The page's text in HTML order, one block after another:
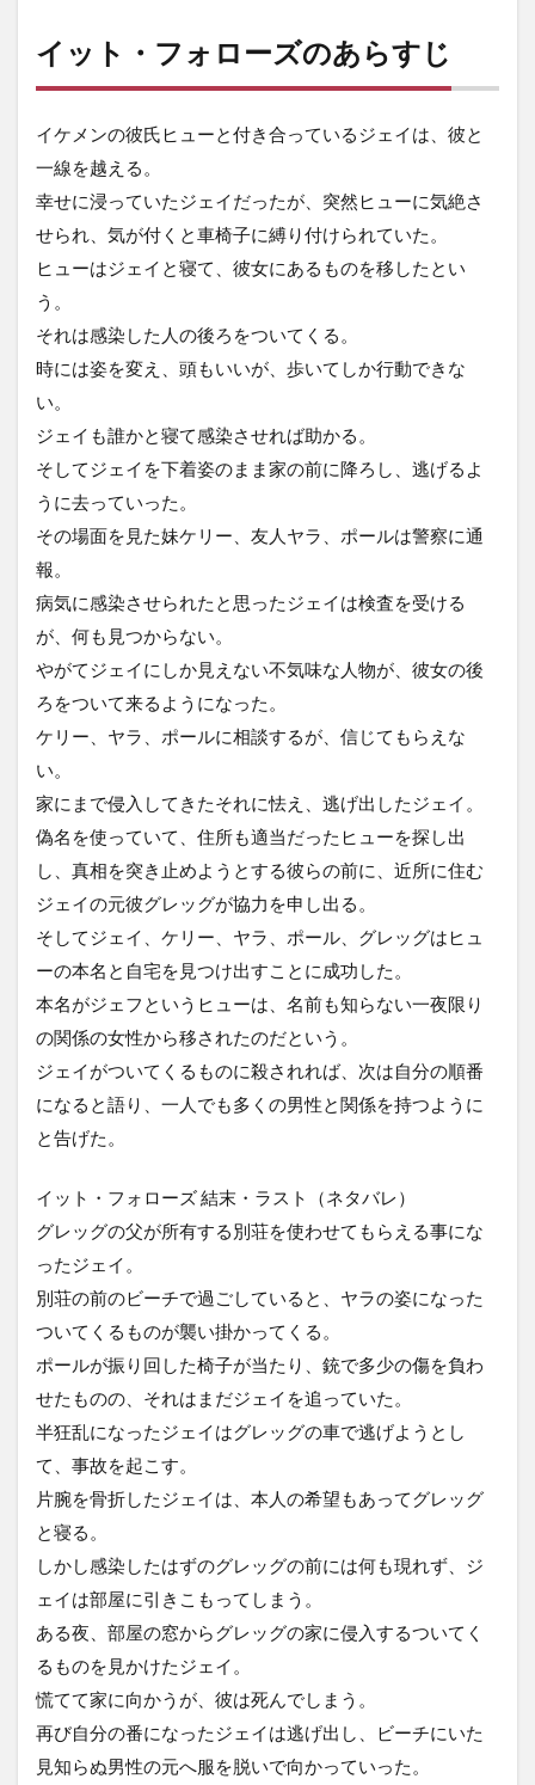
イット・フォローズのあらすじ
イケメンの彼氏ヒューと付き合っているジェイは、彼と
一線を越える。
幸せに浸っていたジェイだったが、突然ヒューに気絶さ
せられ、気が付くと車椅子に縛り付けられていた。
ヒューはジェイと寝て、彼女にあるものを移したとい
う。
それは感染した人の後ろをついてくる。
時には姿を変え、頭もいいが、歩いてしか行動できな
い。
ジェイも誰かと寝て感染させれば助かる。
そしてジェイを下着姿のまま家の前に降ろし、逃げるよ
うに去っていった。
その場面を見た妹ケリー、友人ヤラ、ポールは警察に通
報。
病気に感染させられたと思ったジェイは検査を受ける
が、何も見つからない。
やがてジェイにしか見えない不気味な人物が、彼女の後
ろをついて来るようになった。
ケリー、ヤラ、ポールに相談するが、信じてもらえな
い。
家にまで侵入してきたそれに怯え、逃げ出したジェイ。
偽名を使っていて、住所も適当だったヒューを探し出
し、真相を突き止めようとする彼らの前に、近所に住む
ジェイの元彼グレッグが協力を申し出る。
そしてジェイ、ケリー、ヤラ、ポール、グレッグはヒュ
ーの本名と自宅を見つけ出すことに成功した。
本名がジェフというヒューは、名前も知らない一夜限り
の関係の女性から移されたのだという。
ジェイがついてくるものに殺されれば、次は自分の順番
になると語り、一人でも多くの男性と関係を持つように
と告げた。
イット・フォローズ 結末・ラスト（ネタバレ）
グレッグの父が所有する別荘を使わせてもらえる事にな
ったジェイ。
別荘の前のビーチで過ごしていると、ヤラの姿になった
ついてくるものが襲い掛かってくる。
ポールが振り回した椅子が当たり、銃で多少の傷を負わ
せたものの、それはまだジェイを追っていた。
半狂乱になったジェイはグレッグの車で逃げようとし
て、事故を起こす。
片腕を骨折したジェイは、本人の希望もあってグレッグ
と寝る。
しかし感染したはずのグレッグの前には何も現れず、ジ
ェイは部屋に引きこもってしまう。
ある夜、部屋の窓からグレッグの家に侵入するついてく
るものを見かけたジェイ。
慌てて家に向かうが、彼は死んでしまう。
再び自分の番になったジェイは逃げ出し、ビーチにいた
見知らぬ男性の元へ服を脱いで向かっていった。